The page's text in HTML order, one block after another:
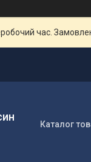
час.
Каталог